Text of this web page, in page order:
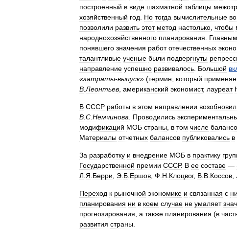
построенный в виде шахматной таблицы
хозяйственный год. Но тогда вычислительные
позволили развить этот метод настолько, чтобы
народнохозяйственного планирования. Главным
понявшего значения работ отечественных
талантливые ученые были подвергнуты
направление успешно развивалось. Большой
«затраты-выпуск» (термин, который
В.Леонтьев, американский экономист, лауреат
В СССР работы в этом направлении
В.С.Немчинова. Проводились
модификаций МОБ страны, в том числе
Материалы отчетных балансов публиковались в
За разработку и внедрение МОБ в практику
Государственной премии СССР. В ее составе —
Л.Я.Берри, Э.Б.Ершов, Ф.Н.Клоцвог, В.В.Коссов,
Переход к рыночной экономике и связанная с
планирования ни в коем случае не умаляет
прогнозирования, а также планирования (в
развития страны.